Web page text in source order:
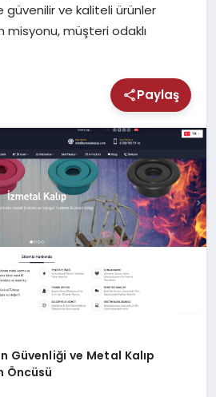
güvenilir ve kaliteli ürünler
misyonu, müşteri odaklı
Paylaş
Güvenliği ve Metal Kalıp
Öncüsü